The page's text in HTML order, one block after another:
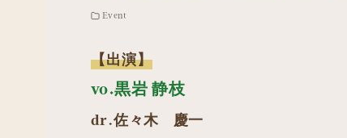
Event
【出演】
vo.黒岩 静枝
dr.佐々木 慶一